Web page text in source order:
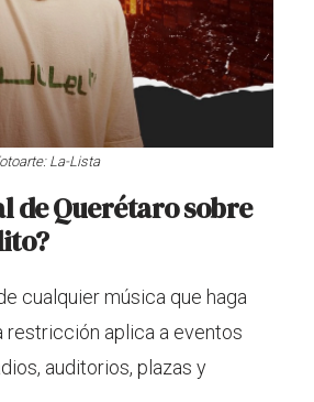
La-Lista
de Querétaro sobre
cualquier música que haga
restricción aplica a eventos
auditorios, plazas y